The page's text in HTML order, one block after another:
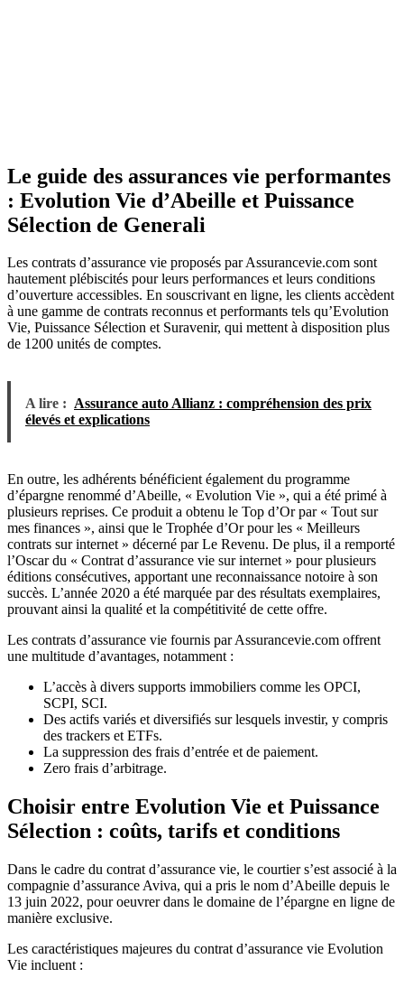
Le guide des assurances vie performantes
: Evolution Vie d’Abeille et Puissance
Sélection de Generali
Les contrats d’assurance vie proposés par Assurancevie.com sont
hautement plébiscités pour leurs performances et leurs conditions
d’ouverture accessibles. En souscrivant en ligne, les clients accèdent
à une gamme de contrats reconnus et performants tels qu’Evolution
Vie, Puissance Sélection et Suravenir, qui mettent à disposition plus
de 1200 unités de comptes.
A lire : Assurance auto Allianz : compréhension des prix
élevés et explications
En outre, les adhérents bénéficient également du programme
d’épargne renommé d’Abeille, « Evolution Vie », qui a été primé à
plusieurs reprises. Ce produit a obtenu le Top d’Or par « Tout sur
mes finances », ainsi que le Trophée d’Or pour les « Meilleurs
contrats sur internet » décerné par Le Revenu. De plus, il a remporté
l’Oscar du « Contrat d’assurance vie sur internet » pour plusieurs
éditions consécutives, apportant une reconnaissance notoire à son
succès. L’année 2020 a été marquée par des résultats exemplaires,
prouvant ainsi la qualité et la compétitivité de cette offre.
Les contrats d’assurance vie fournis par Assurancevie.com offrent
une multitude d’avantages, notamment :
L’accès à divers supports immobiliers comme les OPCI,
SCPI, SCI.
Des actifs variés et diversifiés sur lesquels investir, y compris
des trackers et ETFs.
La suppression des frais d’entrée et de paiement.
Zero frais d’arbitrage.
Choisir entre Evolution Vie et Puissance
Sélection : coûts, tarifs et conditions
Dans le cadre du contrat d’assurance vie, le courtier s’est associé à la
compagnie d’assurance Aviva, qui a pris le nom d’Abeille depuis le
13 juin 2022, pour oeuvrer dans le domaine de l’épargne en ligne de
manière exclusive.
Les caractéristiques majeures du contrat d’assurance vie Evolution
Vie incluent :